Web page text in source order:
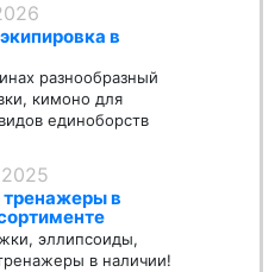
в
разнообразный
кимоно для
единоборств
в
эллипсоиды,
в наличии!